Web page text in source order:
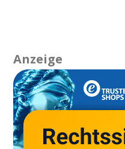
Anzeige